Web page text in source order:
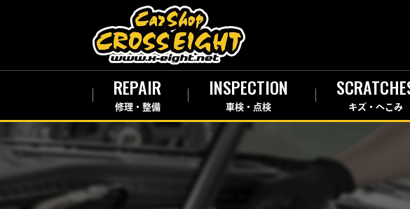
REPAIR
修理・整備
INSPECTION
車検・点検 キズ・へこみ